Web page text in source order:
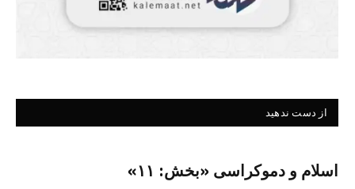
از دست ندهید
اسلام و دموکراسی «بخش: ۱۱»